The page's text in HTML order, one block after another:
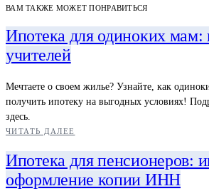
ВАМ ТАКЖЕ МОЖЕТ ПОНРАВИТЬСЯ
Ипотека для одиноких мам:
учителей
Мечтаете о своем жилье? Узнайте, как
получить ипотеку на выгодных условиях!
здесь.
ЧИТАТЬ ДАЛЕЕ
Ипотека для пенсионеров:
оформление копии ИНН